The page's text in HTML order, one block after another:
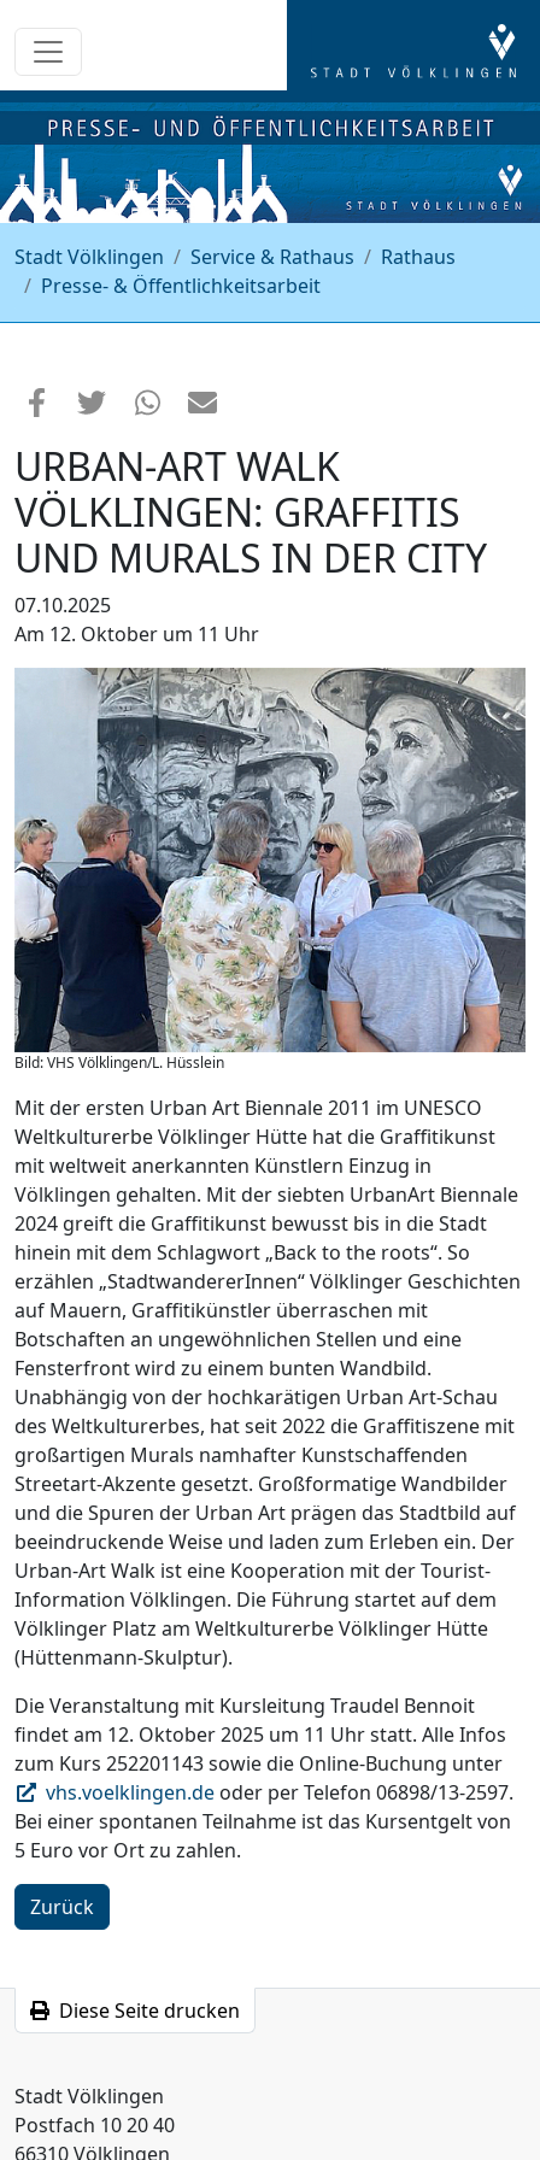
Stadt Völklingen Service & Rathaus
Rathaus
Presse- & Öffentlichkeitsarbeit
URBAN-ART WALK
VÖLKLINGEN: GRAFFITIS
UND MURALS IN DER CITY
07.10.2025
Am 12. Oktober um 11 Uhr
Bild: VHS Völklingen/L. Hüsslein
Mit der ersten Urban Art Biennale 2011 im UNESCO
Weltkulturerbe Völklinger Hütte hat die Graffitikunst
mit weltweit anerkannten Künstlern Einzug in
Völklingen gehalten. Mit der siebten UrbanArt Biennale
2024 greift die Graffitikunst bewusst bis in die Stadt
hinein mit dem Schlagwort „Back to the roots“. So
erzählen „StadtwandererInnen“ Völklinger Geschichten
auf Mauern, Graffitikünstler überraschen mit
Botschaften an ungewöhnlichen Stellen und eine
Fensterfront wird zu einem bunten Wandbild.
Unabhängig von der hochkarätigen Urban Art-Schau
des Weltkulturerbes, hat seit 2022 die Graffitiszene mit
großartigen Murals namhafter Kunstschaffenden
Streetart-Akzente gesetzt. Großformatige Wandbilder
und die Spuren der Urban Art prägen das Stadtbild auf
beeindruckende Weise und laden zum Erleben ein. Der
Urban-Art Walk ist eine Kooperation mit der Tourist-
Information Völklingen. Die Führung startet auf dem
Völklinger Platz am Weltkulturerbe Völklinger Hütte
(Hüttenmann-Skulptur).
Die Veranstaltung mit Kursleitung Traudel Bennoit
findet am 12. Oktober 2025 um 11 Uhr statt. Alle Infos
zum Kurs 252201143 sowie die Online-Buchung unter
vhs.voelklingen.deoder per Telefon 06898/13-2597.
Bei einer spontanen Teilnahme ist das Kursentgelt von
5 Euro vor Ort zu zahlen.
Zurück
Diese Seite drucken
Stadt Völklingen
Postfach 10 20 40
66310 Völklingen